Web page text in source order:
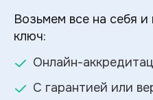
Возьмем все на себя
ключ:
Онлайн-
С гарантией или